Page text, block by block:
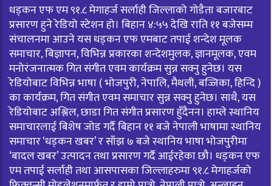
धड्कन एफ एम ९१.८ मेगाहर्ज सर्लाही जिल्लाको गोडैता बजारबाट
प्रसारण हुने रेडियो स्टेशन हो। बिहान ४:५५ देखि राति ११ बजेसम्म
संचालनमा आउने यस धड्कन एफ एमबाट तपाई शन्देश मूलक
समाचार, बिज्ञापन, विभिन्न प्रकारका शन्देशमुलक, ज्ञानमूलक, एवम
मनोरंजनात्मक गित संगीत एवम कार्यक्रम सुन्न सक्नु हुनेछ। यस
रेडियोबाट विभिन्न भाषा ( भोजपुरी, नेपालि, मैथली, बज्जिका, हिन्दि )
का कार्यक्रम, गित संगीत एवम समाचार सुन्न सक्नु हुनेछ। साथै, यस
रेडियोबाट अश्लिल, छाडा गित संगीत प्रसारण हुँदैनन। हाम्ले स्थानिय
समाचारलाई बिशेष जोड गर्दै बिहान ११ बजे नेपाली भाषामा स्थानिय
समाचार ‘धड्कन खबर’ र साँझ ७ बजे स्थानिय भाषा भोजपुरीमा
‘बादल खबर’ उत्पादन तथा प्रसारण गर्दै आईरहेका छौ। धड्कन एफ
एम तपाई सर्लाही तथा आसपासका जिल्लाहरुमा ९१.८ मेगाहर्जको